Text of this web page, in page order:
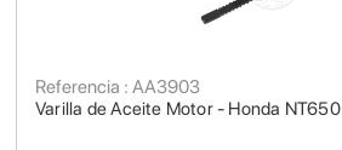
Varilla de Aceite Motor - Honda NT650
Referencia : AA3903